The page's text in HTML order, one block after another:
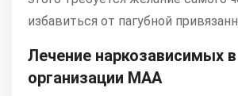
избавиться от пагубной
Лечение наркозависимых
организации МАА